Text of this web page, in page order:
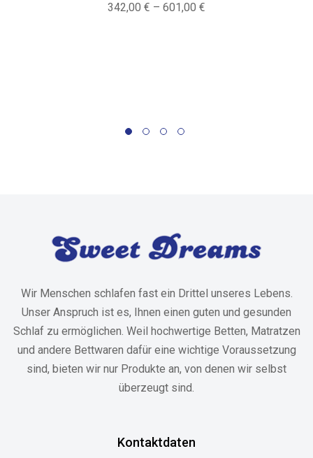
342,00 € – 601,00 €
Wir Menschen schlafen fast ein Drittel unseres Lebens.
Unser Anspruch ist es, Ihnen einen guten und gesunden
Schlaf zu ermöglichen. Weil hochwertige Betten, Matratzen
und andere Bettwaren dafür eine wichtige Voraussetzung
sind, bieten wir nur Produkte an, von denen wir selbst
überzeugt sind.
Kontaktdaten